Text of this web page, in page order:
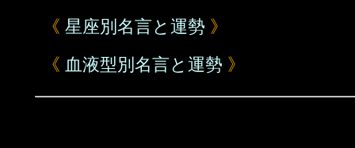
《 星座別名言と運勢 》
《 血液型別名言と運勢 》